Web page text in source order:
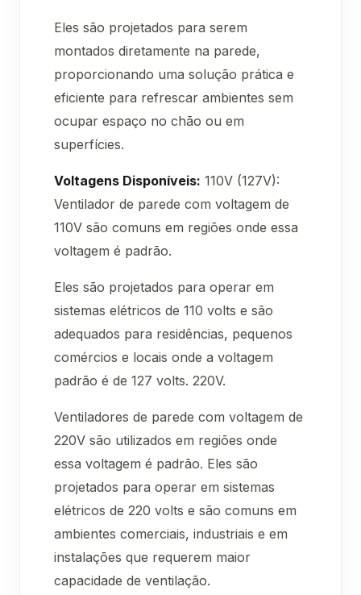
Eles são projetados para serem
montados diretamente na parede,
proporcionando uma solução prática e
eficiente para refrescar ambientes sem
ocupar espaço no chão ou em
superfícies.
Voltagens Disponíveis: 110V (127V):
Ventilador de parede com voltagem de
110V são comuns em regiões onde essa
voltagem é padrão.
Eles são projetados para operar em
sistemas elétricos de 110 volts e são
adequados para residências, pequenos
comércios e locais onde a voltagem
padrão é de 127 volts. 220V.
Ventiladores de parede com voltagem de
220V são utilizados em regiões onde
essa voltagem é padrão. Eles são
projetados para operar em sistemas
elétricos de 220 volts e são comuns em
ambientes comerciais, industriais e em
instalações que requerem maior
capacidade de ventilação.